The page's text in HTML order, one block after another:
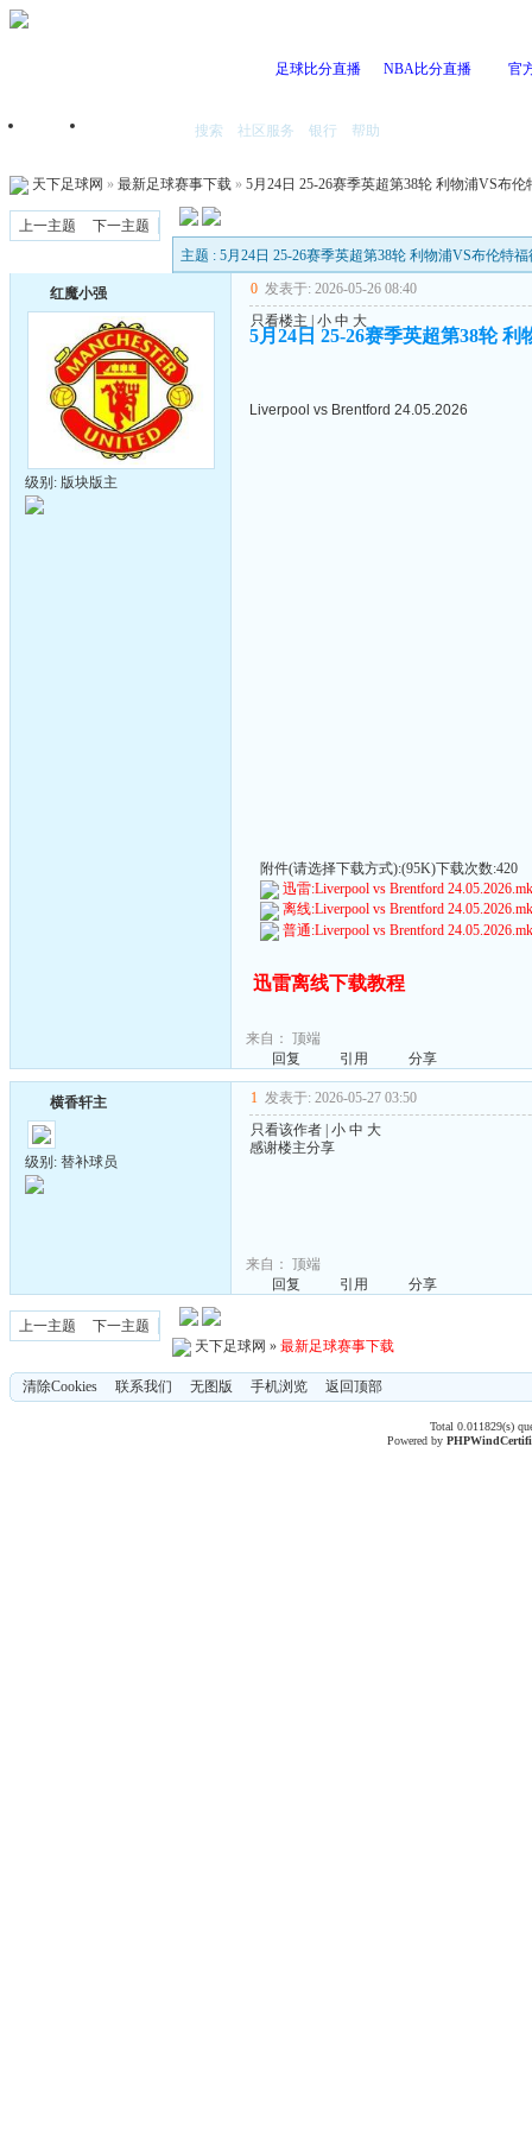
足球比分直播 NBA比分直播 官
首页 搜索 社区服务 银行 帮助
天下足球网 » 最新足球赛事下载 » 5月24日 25-26赛季英超第38轮 利物浦VS布
上一主题
下一主题
主题 : 5月24日 25-26赛季英超第38轮 利物浦VS布伦特
红魔小强
级别: 版块版主
0 发表于: 2026-05-26 08:40
只看楼主
小 中 大
5月24日 25-26赛季英超第38轮
Liverpool vs Brentford 24.05.2026
附件(请选择下载方式):(95K)下载次数:420
迅雷:Liverpool vs Brentford
离线:Liverpool vs Brentford
普通:Liverpool vs Brentford
迅雷离线下载教程
来自： 顶端
回复
引用 分享
横香轩主
级别: 替补球员
1 发表于: 2026-05-27 03:50
只看该作者 小 中 大
感谢楼主分享
来自： 顶端
回复
引用 分享
上一主题
下一主题
天下足球网 » 最新足球赛事下载
清除Cookies 联系我们 无图版 手机浏览 返回顶部
Total 0.011829(s)
Powered byPHPWind